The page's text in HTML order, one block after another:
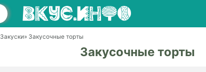
Закуски» Закусочные торты
Закусочные торты